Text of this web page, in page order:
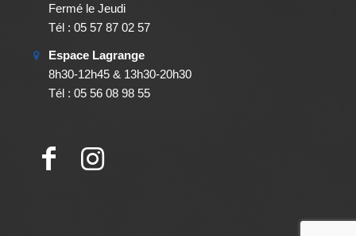
Fermé le Jeudi
Tél : 05 57 87 02 57
Espace Lagrange
8h30-12h45 & 13h30-20h30
Tél : 05 56 08 98 55